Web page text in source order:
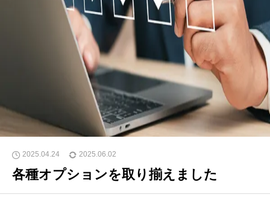
2025.04.24 2025.06.02
各種オプションを取り揃えました